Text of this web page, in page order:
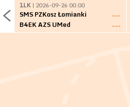
1LK | 2026-09-26 00:00
SMS PZKosz Łomianki
---
B4EK AZS UMed
---